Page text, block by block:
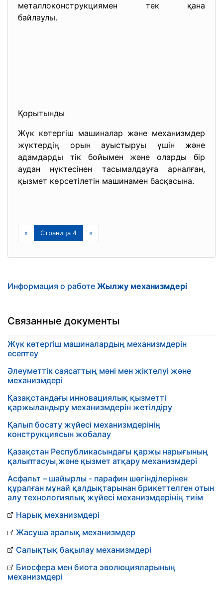
металлоконструкциямен тек қана
байлаулы.
Қорытынды
Жүк көтергіш машиналар және механизмдер
жүктердің орын ауыстыруы үшін және
адамдарды тік бойымен және оларды бір
аудан нүктесінен тасымалдауға арналған,
қызмет көрсетілетін машинамен басқасына.
« Страница 4 »
Информация о работе Жылжу механизмдері
Связанные документы
Жүк көтергіш машиналардың механизмдерін
есептеу
Әлеуметтік саясаттың мәні мен жіктелуі және
механизмдері
Қазақстандағы инновациялық қызметті
қаржыландыру механизмдерін жетілдіру
Қалып босату жүйесі механизмдерінің
конструкциясын жобалау
Қазақстан Республикасындағы қаржы нарығының
қалыптасуы,және қызмет атқару механизмдері
Асфальт – шайырлы - парафин шөгінділерінен
құралған мұнай қалдықтарынан брикеттелген отын
алу технологиялық жүйесі механизмдерінің тиім
Нарық механизмдері
Жасуша аралық механизмдер
Салықтық бақылау механизмдері
Биосфера мен биота эволюцияларының
механизмдері